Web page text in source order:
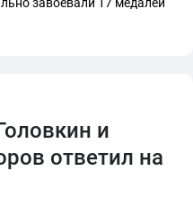
и
ответил на